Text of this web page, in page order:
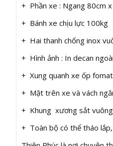
+ Phần xe : Ngang 80cm
+ Bánh xe chịu lực 100kg
+ Hai thanh chống inox
+ Hình ảnh : In decan
+ Xung quanh xe ốp
+ Mặt trên xe và vách
+ Khung xương sắt
+ Toàn bộ có thể tháo